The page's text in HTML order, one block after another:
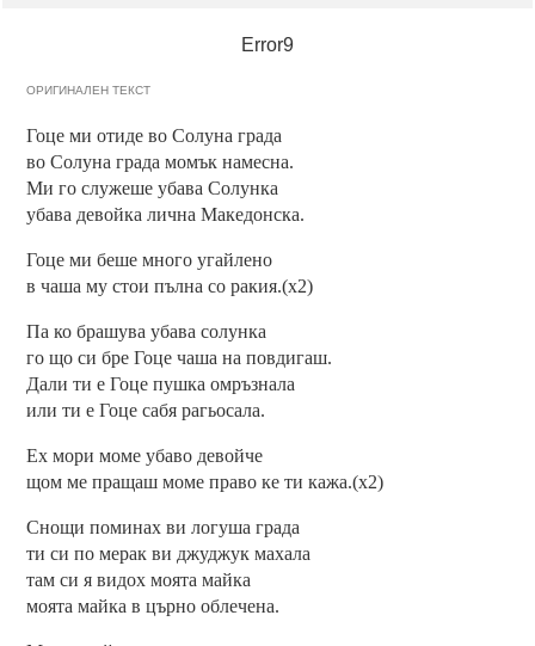
Error9
ОРИГИНАЛЕН ТЕКСТ
Гоце ми отиде во Солуна града
во Солуна града момък намесна.
Ми го служеше убава Солунка
убава девойка лична Македонска.
Гоце ми беше много угайлено
в чаша му стои пълна со ракия.(х2)
Па ко брашува убава солунка
го що си бре Гоце чаша на повдигаш.
Дали ти е Гоце пушка омръзнала
или ти е Гоце сабя рагьосала.
Ех мори моме убаво девойче
щом ме пращаш моме право ке ти кажа.(х2)
Снощи поминах ви логуша града
ти си по мерак ви джуджук махала
там си я видох моята майка
моята майка в църно облечена.